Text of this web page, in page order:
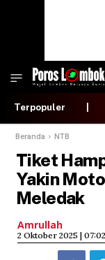
Terpopuler
Beranda NTB
Tiket
Yakin
Meledak
Amrullah
​2 Oktober 2025 |